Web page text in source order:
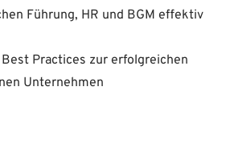
Führung, HR und BGM effektiv
Practices zur erfolgreichen
Unternehmen